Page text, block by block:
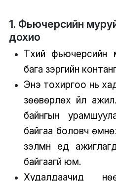
1. Фьючерсийн
дохио
Түүхий
бага зэргийн
Энэ тохиргоо нь
зөөвөрлөх үйл
байнгын
байгаа боловч
зэлмүүн үед
байгаагүй юм.
Худалдаачид